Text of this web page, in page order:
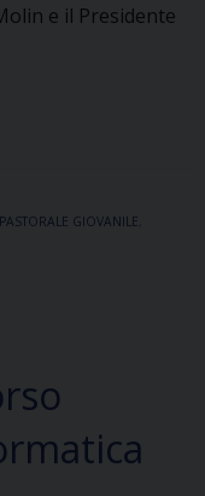
e il Presidente
PASTORALE GIOVANILE